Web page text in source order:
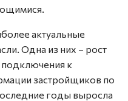
актуальные
Одна из них – рост
подключения к
застройщиков по
годы выросла